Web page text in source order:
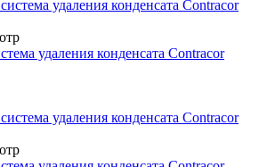
удаления конденсата Contracor